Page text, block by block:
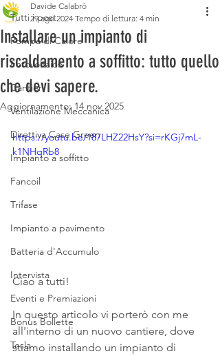
Tutti i post
Pompa di Calore
Fotovoltaico
Cantieri
Ventilazione Meccanica
Direttiva Case Green
Impianto a soffitto
Fancoil
Trifase
Impianto a pavimento
Batteria d'Accumulo
Intervista
Eventi e Premiazioni
Bonus Bollette
Tesla
Installare un impianto di
riscaldamento a soffitto: tutto quello
che devi sapere.
Davide Calabrò
29 ago 2024 Tempo di lettura: 4 min
Aggiornamento: 14 nov 2025
https://youtu.be/187LHZ22HsY?si=rKGj7mL-
k1NHqRb8
Ciao a tutti!
In questo articolo vi porterò con me
all'interno di un nuovo cantiere, dove
stiamo installando un impianto di